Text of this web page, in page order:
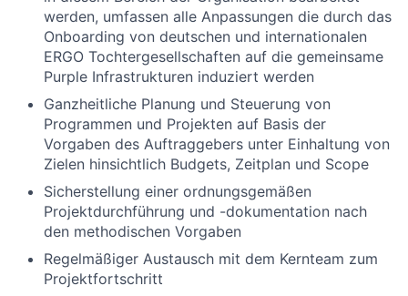
werden, umfassen alle Anpassungen die durch das
Onboarding von deutschen und internationalen
ERGO Tochtergesellschaften auf die gemeinsame
Purple Infrastrukturen induziert werden
Ganzheitliche Planung und Steuerung von
Programmen und Projekten auf Basis der
Vorgaben des Auftraggebers unter Einhaltung von
Zielen hinsichtlich Budgets, Zeitplan und Scope
Sicherstellung einer ordnungsgemäßen
Projektdurchführung und -dokumentation nach
den methodischen Vorgaben
Regelmäßiger Austausch mit dem Kernteam zum
Projektfortschritt